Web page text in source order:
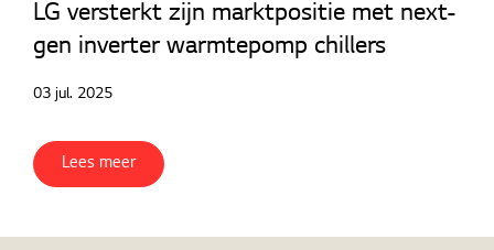
Contact
Downloads
LG versterkt zijn marktpositie met next-
gen inverter warmtepomp chillers
03 jul. 2025
Lees meer